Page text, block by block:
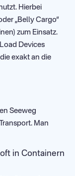
Hierbei
„Belly Cargo“
zum Einsatz.
Devices
exakt an die
Seeweg
Man
in Containern